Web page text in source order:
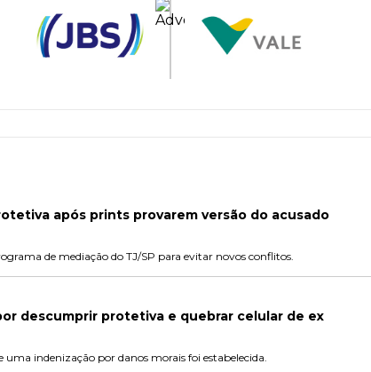
após prints provarem versão do acusado
de mediação do TJ/SP para evitar novos conflitos.
descumprir protetiva e quebrar celular de ex
indenização por danos morais foi estabelecida.